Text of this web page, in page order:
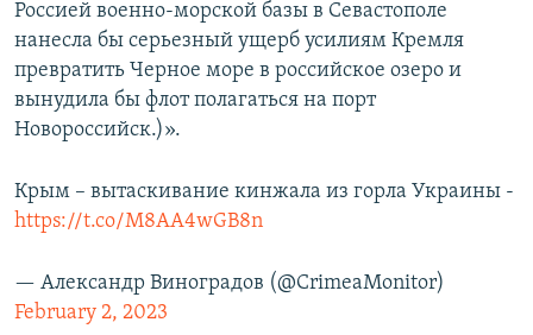
Россией военно-морской базы в Севастополе
нанесла бы серьезный ущерб усилиям Кремля
превратить Черное море в российское озеро и
вынудила бы флот полагаться на порт
Новороссийск.)».
Крым – вытаскивание кинжала из горла Украины -
https://t.co/M8AA4wGB8n
— Александр Виноградов (@CrimeaMonitor)
February 2, 2023